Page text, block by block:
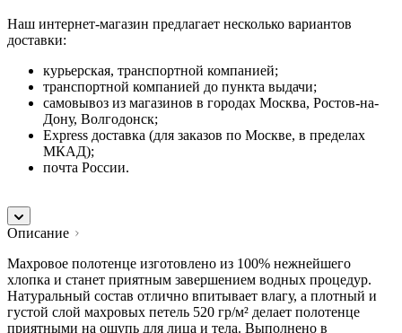
Наш интернет-магазин предлагает несколько вариантов
доставки:
курьерская, транспортной компанией;
транспортной компанией до пункта выдачи;
самовывоз из магазинов в городах Москва, Ростов-на-
Дону, Волгодонск;
Express доставка (для заказов по Москве, в пределах
МКАД);
почта России.
Описание
Махровое полотенце изготовлено из 100% нежнейшего
хлопка и станет приятным завершением водных процедур.
Натуральный состав отлично впитывает влагу, а плотный и
густой слой махровых петель 520 гр/м² делает полотенце
приятными на ощупь для лица и тела. Выполнено в